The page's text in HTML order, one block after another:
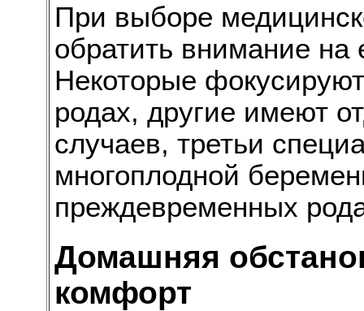
При выборе
обратить внимание на
Некоторые
родах, другие имеют
случаев, третьи
многоплодной
преждевременных
Домашняя
комфорт